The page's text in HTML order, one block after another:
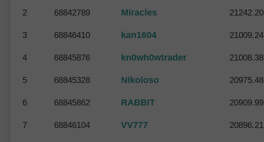
2 68842789 Miracles 21242.20
3 68846410 kan1604 21009.24
4 68845876 kn0wh0wtrader 21008.38
5 68845328 Nikoloso 20975.48
6 68845862 RABBIT 20909.99
7 68846104 VV777 20896.21